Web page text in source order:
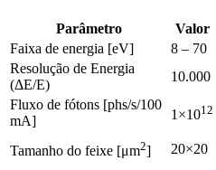
Parâmetro Valor
Faixa de energia [eV]
8 – 70
Resolução de Energia
(ΔE/E)
10.000
Fluxo de fótons [phs/s/100
mA]
1×1012
Tamanho do feixe [μm2] 20×20